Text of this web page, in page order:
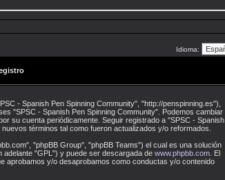
Idioma:
- Spanish Pen Spinning Community", "http://penspinning.es"),
"SPSC - Spanish Pen Spinning Community". Podemos cambiar
su cuenta periódicamente. Seguir registrado a "SPSC - Spanish
términos tal como fueron actualizados y/o reformados.
"phpBB Group", "phpBB Teams") el cual es una solución
adelante "GPL") y puede ser descargada de www.phpbb.com. El
aprobamos y/o desaprobamos como conductas y/o contenido